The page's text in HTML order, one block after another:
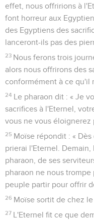
effet, nous offririons à
font horreur aux
des Egyptiens des
lanceront-ils pas des
23 Nous ferons trois
alors nous offrirons des
conformément à ce qu'il
24 Le pharaon dit : « Je
sacrifices à l'Eternel,
vous ne vous éloignerez
25 Moïse répondit : «
prierai l'Eternel.
pharaon, de ses
pharaon ne nous
peuple partir pour offrir
26 Moïse sortit de chez
27 L'Eternel fit ce que